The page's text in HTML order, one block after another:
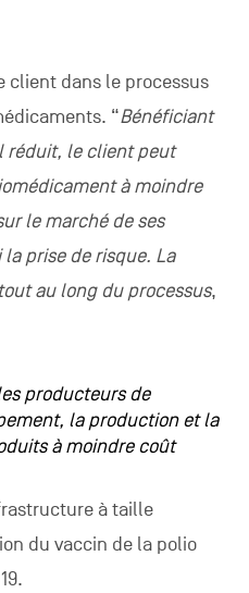
client dans le processus
“Bénéficiant
réduit, le client peut
à moindre
le marché de ses
prise de risque. La
au long du processus,
producteurs de
la production et la
à moindre coût
à taille
du vaccin de la polio